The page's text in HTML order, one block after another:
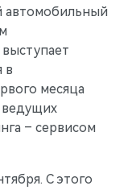
автомобильный
в
месяца
ведущих
– сервисом
С этого